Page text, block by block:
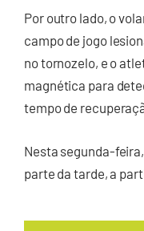
Por outro lado, o
campo de jogo
no tornozelo, e o
magnética para
tempo de
Nesta segunda-
parte da tarde, a